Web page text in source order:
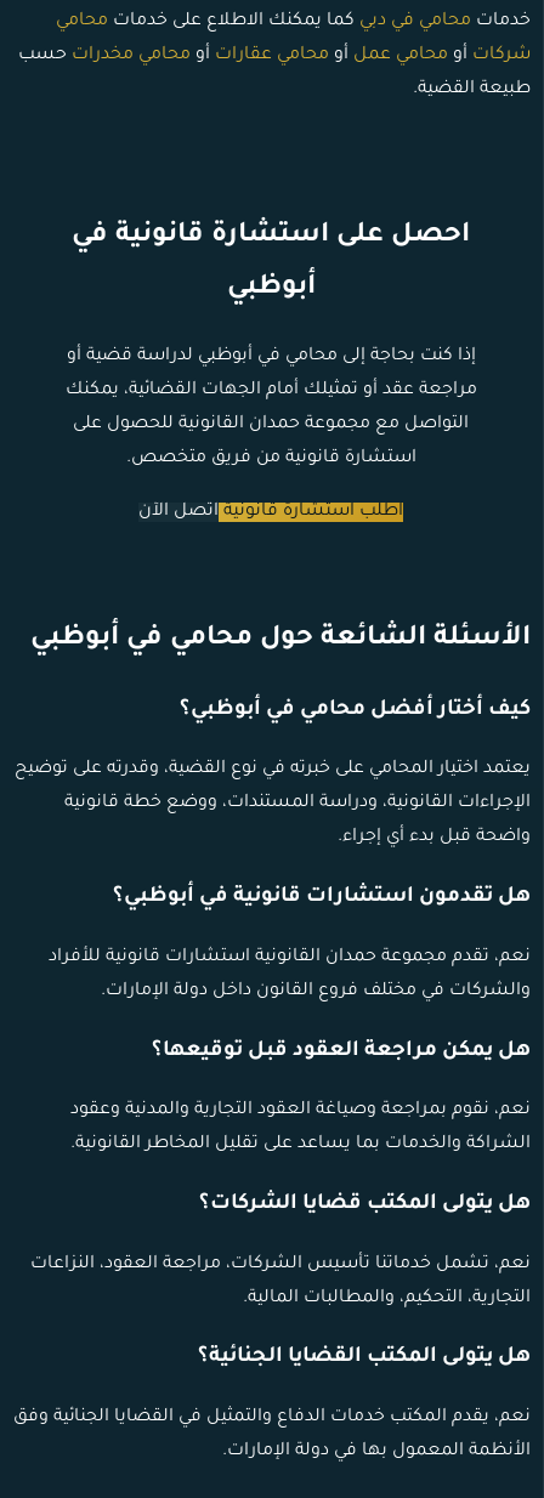
خدمات محامي في دبي كما يمكنك الاطلاع على خدمات محامي
شركات أو محامي عمل أو محامي عقارات أو محامي مخدرات حسب
طبيعة القضية.
احصل على استشارة قانونية في
أبوظبي
إذا كنت بحاجة إلى محامي في أبوظبي لدراسة قضية أو
مراجعة عقد أو تمثيلك أمام الجهات القضائية، يمكنك
التواصل مع مجموعة حمدان القانونية للحصول على
استشارة قانونية من فريق متخصص.
اطلب استشارة قانونية اتصل الآن
الأسئلة الشائعة حول محامي في أبوظبي
كيف أختار أفضل محامي في أبوظبي؟
يعتمد اختيار المحامي على خبرته في نوع القضية، وقدرته على توضيح
الإجراءات القانونية، ودراسة المستندات، ووضع خطة قانونية
واضحة قبل بدء أي إجراء.
هل تقدمون استشارات قانونية في أبوظبي؟
نعم، تقدم مجموعة حمدان القانونية استشارات قانونية للأفراد
والشركات في مختلف فروع القانون داخل دولة الإمارات.
هل يمكن مراجعة العقود قبل توقيعها؟
نعم، نقوم بمراجعة وصياغة العقود التجارية والمدنية وعقود
الشراكة والخدمات بما يساعد على تقليل المخاطر القانونية.
هل يتولى المكتب قضايا الشركات؟
نعم، تشمل خدماتنا تأسيس الشركات، مراجعة العقود، النزاعات
التجارية، التحكيم، والمطالبات المالية.
هل يتولى المكتب القضايا الجنائية؟
نعم، يقدم المكتب خدمات الدفاع والتمثيل في القضايا الجنائية وفق
الأنظمة المعمول بها في دولة الإمارات.